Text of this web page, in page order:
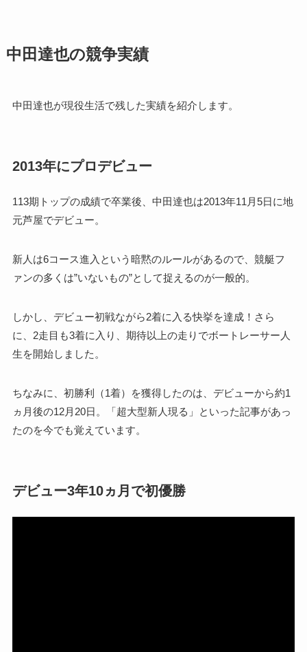
中田達也の競争実績
中田達也が現役生活で残した実績を紹介します。
2013年にプロデビュー
113期トップの成績で卒業後、中田達也は2013年11月5日に地
元芦屋でデビュー。
新人は6コース進入という暗黙のルールがあるので、競艇フ
ァンの多くは”いないもの”として捉えるのが一般的。
しかし、デビュー初戦ながら2着に入る快挙を達成！さら
に、2走目も3着に入り、期待以上の走りでボートレーサー人
生を開始しました。
ちなみに、初勝利（1着）を獲得したのは、デビューから約1
ヵ月後の12月20日。「超大型新人現る」といった記事があっ
たのを今でも覚えています。
デビュー3年10ヵ月で初優勝